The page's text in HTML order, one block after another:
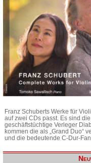
Franz Schuberts Werke für
auf zwei CDs passt. Es sind
geschäftstüchtige Verleger
kommen die als „Grand Duo“
und die bedeutende C-Dur-